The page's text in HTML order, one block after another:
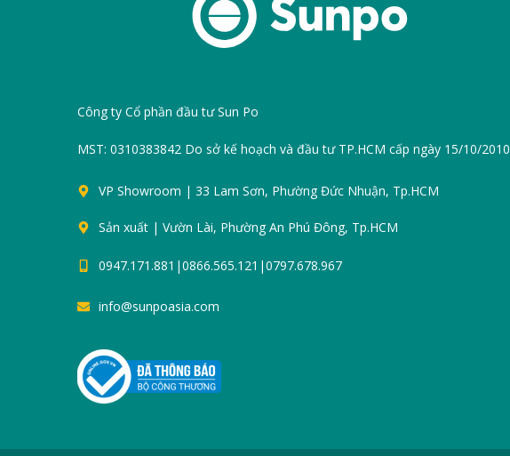
Công ty Cổ phần đầu tư Sun Po
MST: 0310383842 Do sở kế hoạch và đầu tư TP.HCM cấp ngày 15/10/2010
VP Showroom | 33 Lam Sơn, Phường Đức Nhuận, Tp.HCM
Sản xuất | Vườn Lài, Phường An Phú Đông, Tp.HCM
0947.171.881|0866.565.121|0797.678.967
info@sunpoasia.com